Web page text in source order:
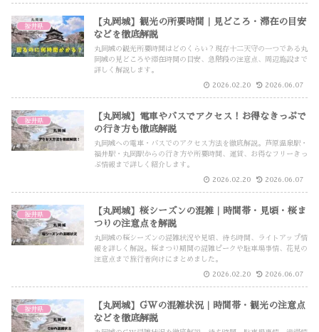
福井県
【丸岡城】観光の所要時間｜見どころ・滞在の目安
などを徹底解説
丸岡城の観光所要時間はどのくらい？現存十二天守の一つである丸
岡城の見どころや滞在時間の目安、急階段の注意点、周辺施設まで
詳しく解説します。
2026.02.20 2026.06.07
福井県
【丸岡城】電車やバスでアクセス！お得なきっぷで
の行き方も徹底解説
丸岡城への電車・バスでのアクセス方法を徹底解説。芦原温泉駅・
福井駅・丸岡駅からの行き方や所要時間、運賃、お得なフリーきっ
ぷ情報まで詳しく紹介します。
2026.02.20 2026.06.07
福井県
【丸岡城】桜シーズンの混雑｜時間帯・見頃・桜ま
つりの注意点を解説
丸岡城の桜シーズンの混雑状況や見頃、待ち時間、ライトアップ情
報を詳しく解説。桜まつり期間の混雑ピークや駐車場事情、花見の
注意点まで旅行者向けにまとめました。
2026.02.20 2026.06.07
福井県
【丸岡城】GWの混雑状況｜時間帯・観光の注意点
などを徹底解説